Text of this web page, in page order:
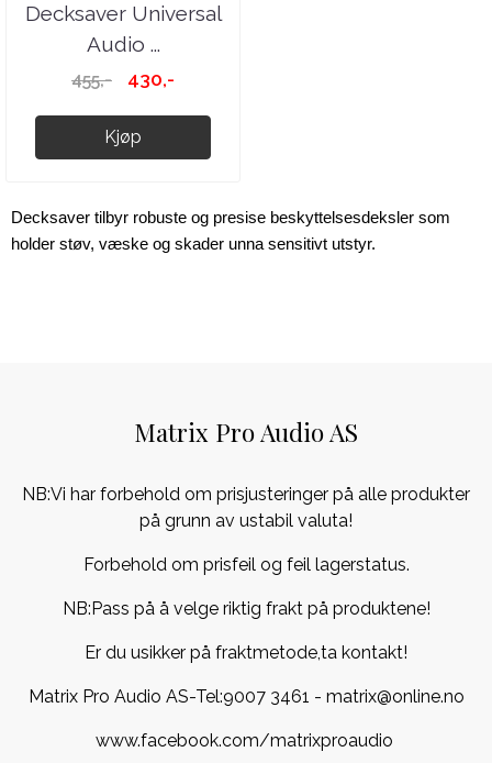
Decksaver Universal
Audio ...
455,- 430,-
Kjøp
Decksaver tilbyr robuste og presise beskyttelsesdeksler som
holder støv, væske og skader unna sensitivt utstyr.
Matrix Pro Audio AS
NB:Vi har forbehold om prisjusteringer på alle produkter
på grunn av ustabil valuta!
Forbehold om prisfeil og feil lagerstatus.
NB:Pass på å velge riktig frakt på produktene!
Er du usikker på fraktmetode,ta kontakt!
Matrix Pro Audio AS-Tel:9007 3461 - matrix@online.no
www.facebook.com/matrixproaudio